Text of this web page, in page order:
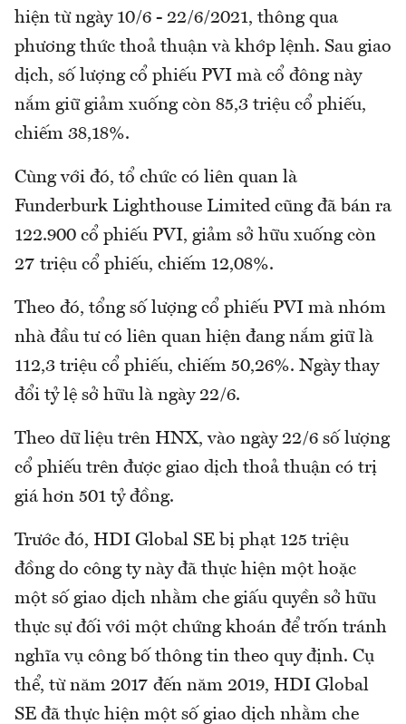
hiện từ ngày 10/6 - 22/6/2021, thông qua
phương thức thoả thuận và khớp lệnh. Sau giao
dịch, số lượng cổ phiếu PVI mà cổ đông này
nắm giữ giảm xuống còn 85,3 triệu cổ phiếu,
chiếm 38,18%.
Cùng với đó, tổ chức có liên quan là
Funderburk Lighthouse Limited cũng đã bán ra
122.900 cổ phiếu PVI, giảm sở hữu xuống còn
27 triệu cổ phiếu, chiếm 12,08%.
Theo đó, tổng số lượng cổ phiếu PVI mà nhóm
nhà đầu tư có liên quan hiện đang nắm giữ là
112,3 triệu cổ phiếu, chiếm 50,26%. Ngày thay
đổi tỷ lệ sở hữu là ngày 22/6.
Theo dữ liệu trên HNX, vào ngày 22/6 số lượng
cổ phiếu trên được giao dịch thoả thuận có trị
giá hơn 501 tỷ đồng.
Trước đó, HDI Global SE bị phạt 125 triệu
đồng do công ty này đã thực hiện một hoặc
một số giao dịch nhằm che giấu quyền sở hữu
thực sự đối với một chứng khoán để trốn tránh
nghĩa vụ công bố thông tin theo quy định. Cụ
thể, từ năm 2017 đến năm 2019, HDI Global
SE đã thực hiện một số giao dịch nhằm che